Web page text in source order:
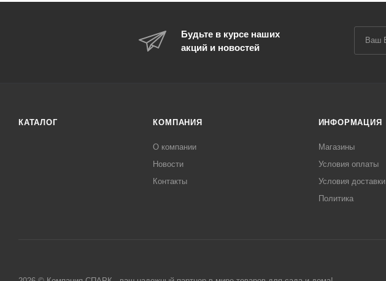
Будьте в курсе наших
акций и новостей
КАТАЛОГ КОМПАНИЯ
О компании
Новости
Контакты
ИНФОРМАЦИЯ
Магазины
Условия оплаты
Условия доставки
Политика